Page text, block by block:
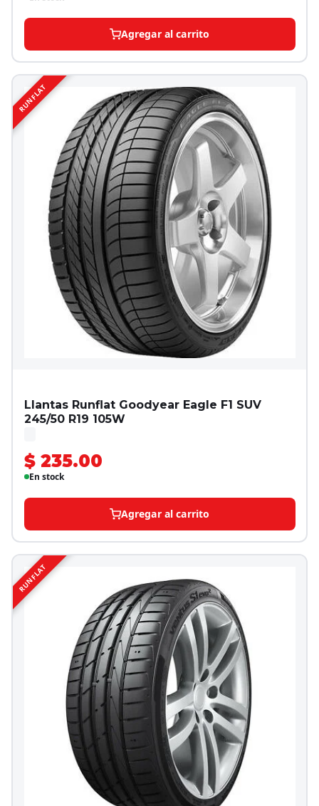
Agregar al carrito
RUNFLAT
Llantas Runflat Goodyear Eagle F1 SUV
245/50 R19 105W
$ 235.00
En stock
Agregar al carrito
RUNFLAT